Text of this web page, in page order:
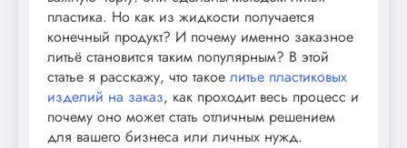
пластика. Но как из жидкости получается
конечный продукт? И почему именно заказное
литьё становится таким популярным? В этой
статье я расскажу, что такое литье пластиковых
изделий на заказ, как проходит весь процесс и
почему оно может стать отличным решением
для вашего бизнеса или личных нужд.